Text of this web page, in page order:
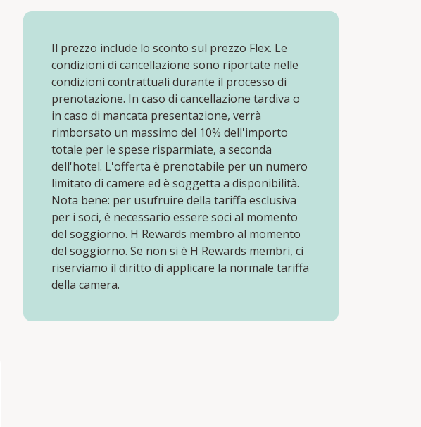
Il prezzo include lo sconto sul prezzo Flex. Le
condizioni di cancellazione sono riportate nelle
condizioni contrattuali durante il processo di
prenotazione. In caso di cancellazione tardiva o
in caso di mancata presentazione, verrà
rimborsato un massimo del 10% dell'importo
totale per le spese risparmiate, a seconda
dell'hotel. L'offerta è prenotabile per un numero
limitato di camere ed è soggetta a disponibilità.
Nota bene: per usufruire della tariffa esclusiva
per i soci, è necessario essere soci al momento
del soggiorno. H Rewards membro al momento
del soggiorno. Se non si è H Rewards membri, ci
riserviamo il diritto di applicare la normale tariffa
della camera.